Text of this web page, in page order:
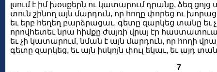
լսում է իմ խօսքերն ու կատարում դրանք, ձեզ
տուն շինող այն մարդուն, որ հողը փորեց ու
եւ երբ հեղեղ բարձրացաւ, գետը զարկեց տանը եւ
որովհետեւ նրա հիմքը ժայռի վրայ էր
եւ չի կատարում, նման է այն մարդուն, որ հողի
գետը զարկեց, եւ այն իսկոյն փուլ եկաւ, եւ այդ
7